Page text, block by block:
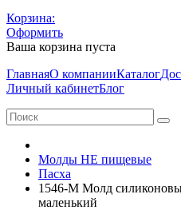
Корзина:
Оформить
Ваша корзина пуста
ГлавнаяО компанииКаталог
Личный кабинетБлог
Молды НЕ пищевые
Пасха
1546-М Молд
маленький